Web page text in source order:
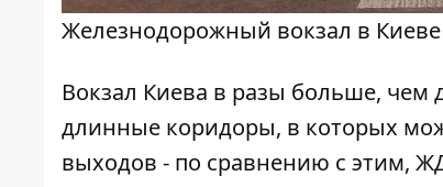
Железнодорожный вокзал в Киеве
Вокзал Киева в разы больше, чем
длинные коридоры, в которых
выходов - по сравнению с этим,